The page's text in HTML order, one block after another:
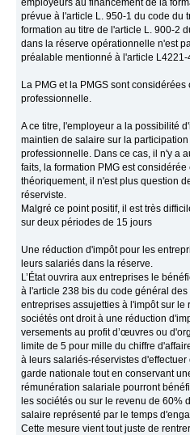
prévue à l'article L. 950-1 du code du
formation au titre de l'article L. 900-2
dans la réserve opérationnelle n'est
préalable mentionné à l'article L4221-
La PMG et la PMGS sont
professionnelle.
A ce titre, l'employeur a la possibilité
maintien de salaire sur la
professionnelle. Dans ce cas, il n'y a
faits, la formation PMG est
théoriquement, il n'est plus question
réserviste.
Malgré ce point positif, il est très
sur deux périodes de 15 jours
Une réduction d'impôt pour les
leurs salariés dans la réserve.
L’État ouvrira aux entreprises le
à l'article 238 bis du code général
entreprises assujetties à l'impôt sur le
sociétés ont droit à une réduction
versements au profit d’œuvres ou
limite de 5 pour mille du chiffre
à leurs salariés-réservistes
garde nationale tout en conservant
rémunération salariale pourront
les sociétés ou sur le revenu de 60%
salaire représenté par le temps
Cette mesure vient tout juste de